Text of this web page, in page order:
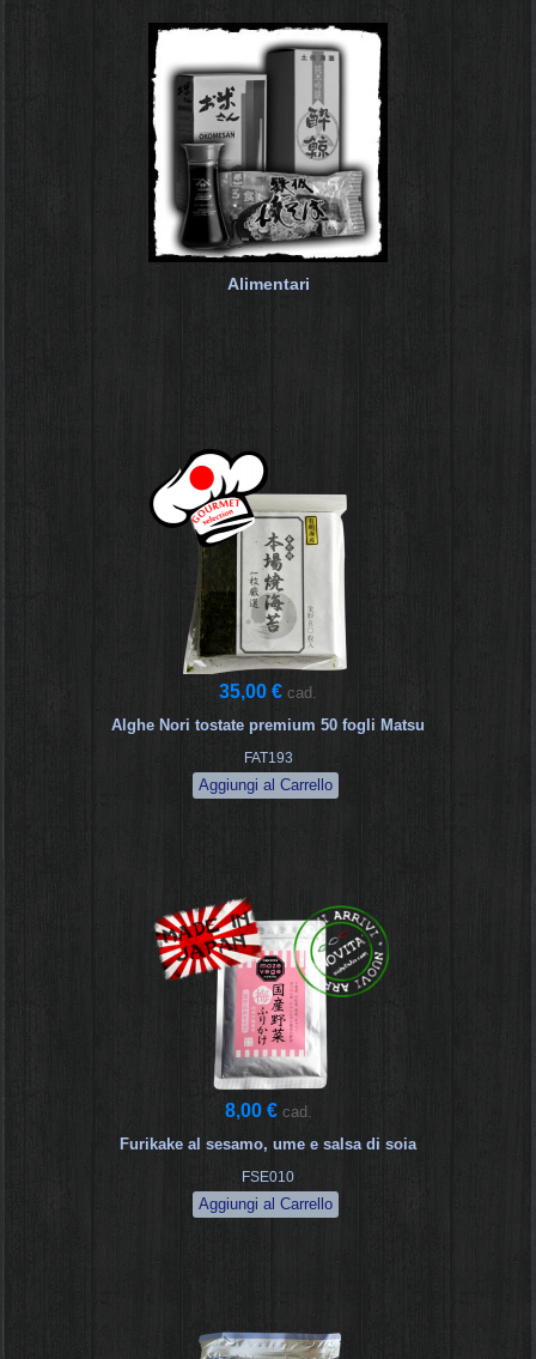
Alimentari
35,00 € cad.
Alghe Nori tostate premium 50 fogli Matsu
FAT193
8,00 € cad.
Furikake al sesamo, ume e salsa di soia
FSE010